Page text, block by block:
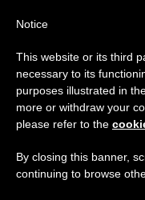
ETIQUETA
Aviso
Del 27 de julio al
anual,
se generan menos
Notice
This website or its third
necessary to its
purposes illustrated in
more or withdraw your
please refer to the
By closing this banner,
continuing to browse